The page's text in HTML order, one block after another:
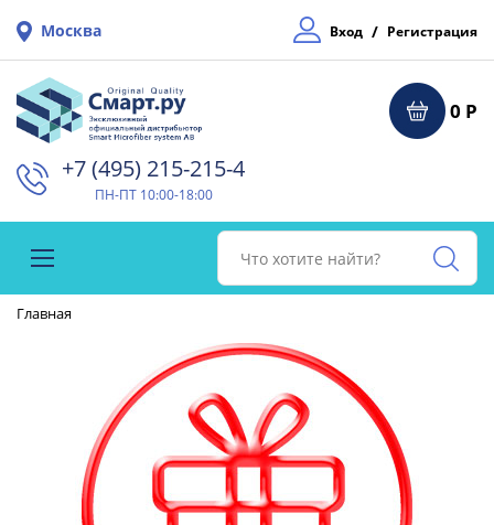
Москва Вход / Регистрация
0 Р
+7 (495) 215-215-4⁠
ПН-ПТ 10:00-18:00
Главная